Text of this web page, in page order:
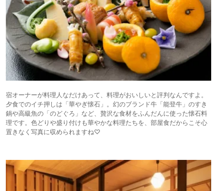
宿オーナーが料理人なだけあって、料理がおいしいと評判なんですよ。
夕食でのイチ押しは「華やぎ懐石」。幻のブランド牛「能登牛」のすき
鍋や高級魚の「のどぐろ」など、贅沢な食材をふんだんに使った懐石料
理です。色どりや盛り付けも華やかな料理たちを、部屋食だからこそ心
置きなく写真に収められますね♡